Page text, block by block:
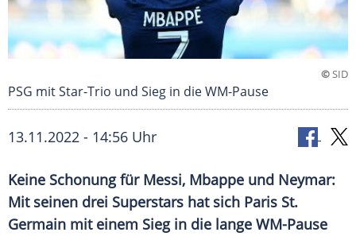
©SID
PSG mit Star-Trio und Sieg in die WM-Pause
13.11.2022 - 14:56 Uhr
Keine Schonung für Messi, Mbappe und Neymar:
Mit seinen drei Superstars hat sich Paris St.
Germain mit einem Sieg in die lange WM-Pause